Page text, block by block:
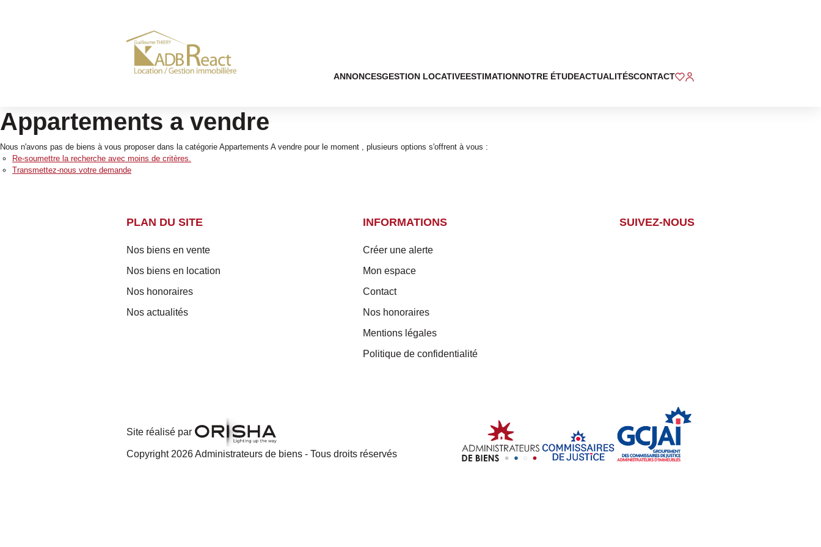
ANNONCESGESTION LOCATIVEESTIMATIONNOTRE ÉTUDEACTUALITÉSCONTACT
Appartements a vendre
Nous n'avons pas de biens à vous proposer dans la catégorie Appartements A vendre pour le moment , plusieurs options s'offrent à vous :
Re-soumettre la recherche avec moins de critères.
Transmettez-nous votre demande
PLAN DU SITE
Nos biens en vente
Nos biens en location
Nos honoraires
Nos actualités
INFORMATIONS
Créer une alerte
Mon espace
Contact
Nos honoraires
Mentions légales
Politique de confidentialité
SUIVEZ-NOUS
Site réalisé par
Copyright 2026 Administrateurs de biens - Tous droits réservés